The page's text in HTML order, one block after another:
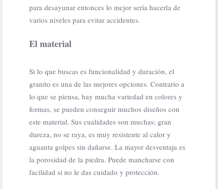
para desayunar entonces lo mejor sería hacerla de
varios niveles para evitar accidentes.
El material
Si lo que buscas es funcionalidad y duración, el
granito es una de las mejores opciones. Contrario a
lo que se piensa, hay mucha variedad en colores y
formas, se pueden conseguir muchos diseños con
este material. Sus cualidades son muchas: gran
dureza, no se raya, es muy resistente al calor y
aguanta golpes sin dañarse. La mayor desventaja es
la porosidad de la piedra. Puede mancharse con
facilidad si no le das cuidado y protección.